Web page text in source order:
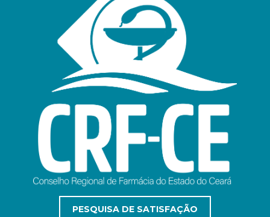
PESQUISA DE SATISFAÇÃO